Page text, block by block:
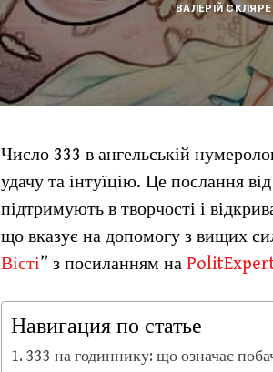
ВАЛЕРІЙ
Число 333 в ангельській
удачу та інтуїцію. Це послання
підтримують в творчості і
що вказує на допомогу з вищих
Вісті” з посиланням на
Навигация по статье
333 на годиннику: що означає